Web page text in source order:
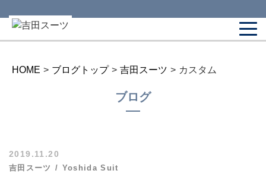
HOME > ブログトップ > 吉田スーツ > カスタム
ブログ
2019.11.20
吉田スーツ Yoshida Suit